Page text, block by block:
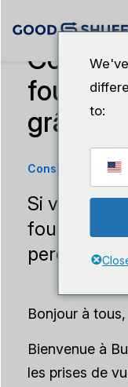
grâce à
Conseils aux
Si vous
perdez
Bonjour à tous,
Bienvenue à
les prises de
to: